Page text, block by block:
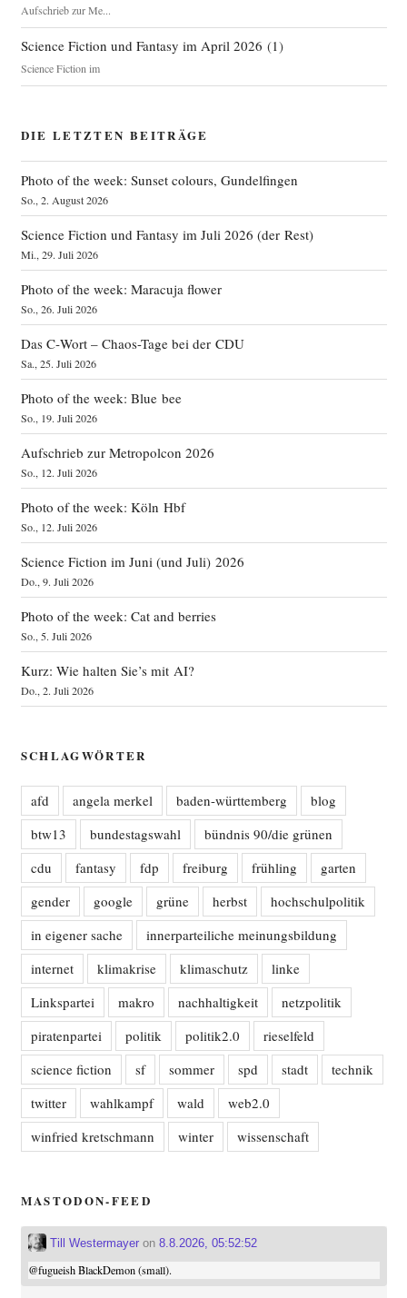
Aufschrieb zur Me...
Science Fiction und Fantasy im April 2026 (1)
Science Fiction im
DIE LETZTEN BEITRÄGE
Photo of the week: Sunset colours, Gundelfingen
So., 2. August 2026
Science Fiction und Fantasy im Juli 2026 (der Rest)
Mi., 29. Juli 2026
Photo of the week: Maracuja flower
So., 26. Juli 2026
Das C‑Wort – Chaos-Tage bei der CDU
Sa., 25. Juli 2026
Photo of the week: Blue bee
So., 19. Juli 2026
Aufschrieb zur Metropolcon 2026
So., 12. Juli 2026
Photo of the week: Köln Hbf
So., 12. Juli 2026
Science Fiction im Juni (und Juli) 2026
Do., 9. Juli 2026
Photo of the week: Cat and berries
So., 5. Juli 2026
Kurz: Wie halten Sie’s mit AI?
Do., 2. Juli 2026
SCHLAGWÖRTER
afd angela merkel baden-württemberg
blog
btw13
bundestagswahl
bündnis 90/die grünen
cdu
fantasy fdp freiburg frühling
garten
gender
google grüne herbst
hochschulpolitik
in eigener sache
innerparteiliche meinungsbildung
internet
klimakrise klimaschutz
linke
Linkspartei
makro nachhaltigkeit
netzpolitik
piratenpartei
politik politik2.0
rieselfeld
science fiction
sf sommer spd stadt
technik
twitter
wahlkampf wald
web2.0
winfried kretschmann
winter wissenschaft
MASTODON-FEED
Till Westermayeron 8.8.2026, 05:52:52
@fugueishBlackDemon (small).